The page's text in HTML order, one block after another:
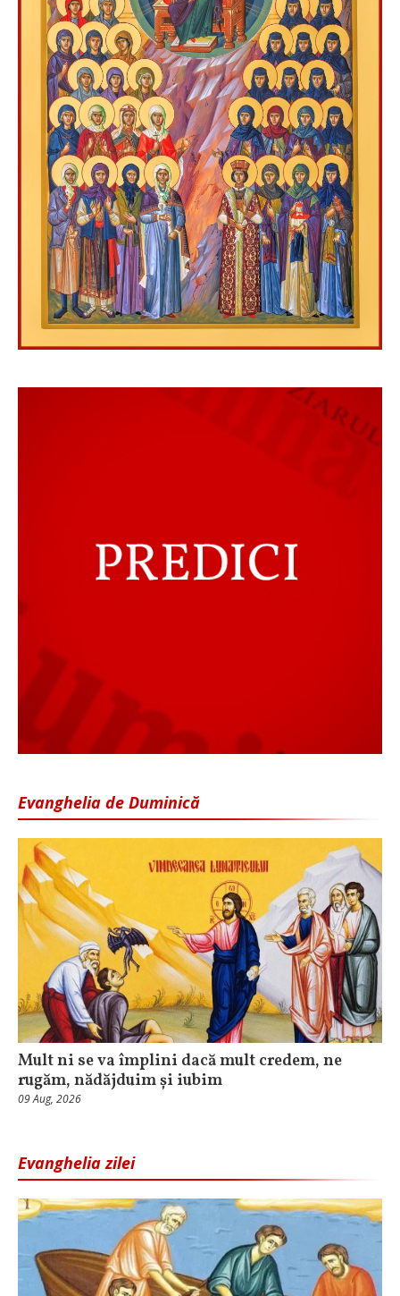
Evanghelia de Duminică
Mult ni se va împlini dacă mult credem, ne
rugăm, nădăjduim și iubim
09 Aug, 2026
Evanghelia zilei